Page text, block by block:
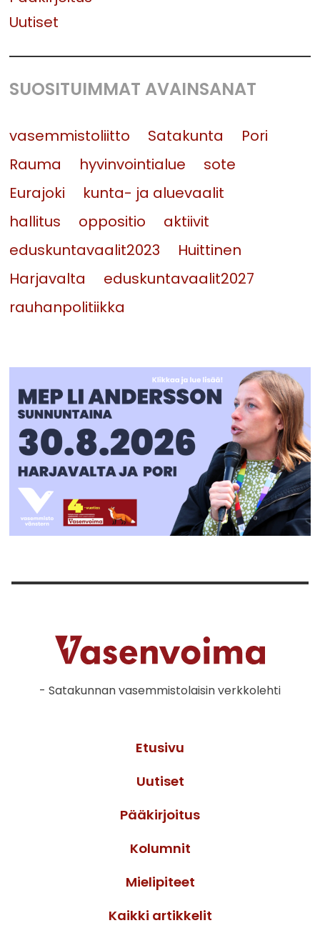
Uutiset
SUOSITUIMMAT AVAINSANAT
vasemmistoliitto Satakunta
Pori
Rauma
hyvinvointialue
sote
Eurajoki
kunta- ja aluevaalit
hallitus
oppositio
aktiivit
eduskuntavaalit2023
Huittinen
Harjavalta
eduskuntavaalit2027
rauhanpolitiikka
- Satakunnan vasemmistolaisin verkkolehti
Etusivu
Uutiset
Pääkirjoitus
Kolumnit
Mielipiteet
Kaikki artikkelit